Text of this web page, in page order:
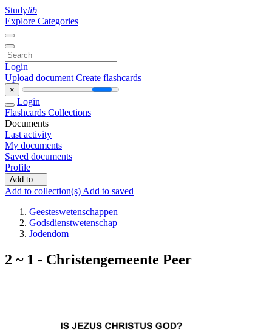
Studylib
Explore Categories
Login
Upload document Create flashcards
×
Login
Flashcards Collections
Documents
Last activity
My documents
Saved documents
Profile
Add to ...
Add to collection(s) Add to saved
Geesteswetenschappen
Godsdienstwetenschap
Jodendom
2 ~ 1 - Christengemeente Peer